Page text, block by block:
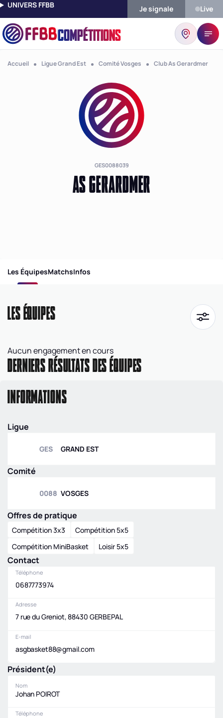
UNIVERS FFBB Je signale Live
COMPÉTITIONS
Accueil Ligue Grand Est Comité Vosges Club As Gerardmer
GES0088039
AS GERARDMER
Les ÉquipesMatchsInfos
LES ÉQUIPES
Aucun engagement en cours
DERNIERS RÉSULTATS DES ÉQUIPES
INFORMATIONS
Ligue
GES GRAND EST
Comité
0088 VOSGES
Offres de pratique
Compétition 3x3
Compétition 5x5
Compétition MiniBasket
Loisir 5x5
Contact
Téléphone
0687773974
Adresse
7 rue du Greniot, 88430 GERBEPAL
E-mail
asgbasket88@gmail.com
Président(e)
Nom
Johan POIROT
Téléphone